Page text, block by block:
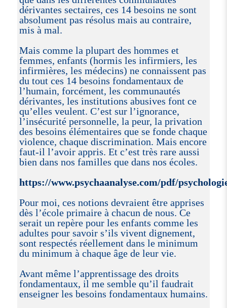
dérivantes sectaires, ces 14 besoins ne sont
absolument pas résolus mais au contraire,
mis à mal.
Mais comme la plupart des hommes et
femmes, enfants (hormis les infirmiers, les
infirmières, les médecins) ne connaissent pas
du tout ces 14 besoins fondamentaux de
l’humain, forcément, les communautés
dérivantes, les institutions abusives font ce
qu’elles veulent. C’est sur l’ignorance,
l’insécurité personnelle, la peur, la privation
des besoins élémentaires que se fonde chaque
violence, chaque discrimination. Mais encore
faut-il l’avoir appris. Et c’est très rare aussi
bien dans nos familles que dans nos écoles.
https://www.psychaanalyse.com/pdf/
Pour moi, ces notions devraient être apprises
dès l’école primaire à chacun de nous. Ce
serait un repère pour les enfants comme les
adultes pour savoir s’ils vivent dignement,
sont respectés réellement dans le minimum
du minimum à chaque âge de leur vie.
Avant même l’apprentissage des droits
fondamentaux, il me semble qu’il faudrait
enseigner les besoins fondamentaux humains.